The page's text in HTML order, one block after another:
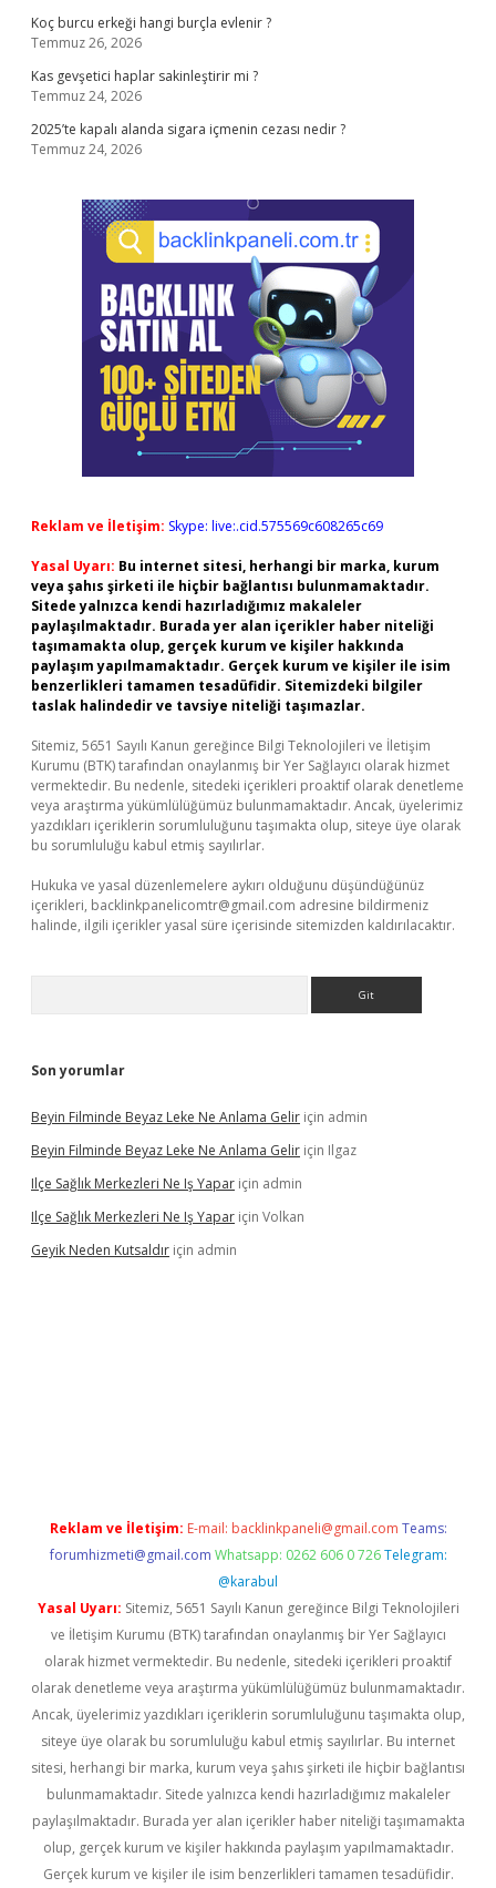
Koç burcu erkeği hangi burçla evlenir ?
Temmuz 26, 2026
Kas gevşetici haplar sakinleştirir mi ?
Temmuz 24, 2026
2025’te kapalı alanda sigara içmenin cezası nedir ?
Temmuz 24, 2026
Reklam ve İletişim: Skype: live:.cid.575569c608265c69
Yasal Uyarı: Bu internet sitesi, herhangi bir marka, kurum
veya şahıs şirketi ile hiçbir bağlantısı bulunmamaktadır.
Sitede yalnızca kendi hazırladığımız makaleler
paylaşılmaktadır. Burada yer alan içerikler haber niteliği
taşımamakta olup, gerçek kurum ve kişiler hakkında
paylaşım yapılmamaktadır. Gerçek kurum ve kişiler ile isim
benzerlikleri tamamen tesadüfidir. Sitemizdeki bilgiler
taslak halindedir ve tavsiye niteliği taşımazlar.
Sitemiz, 5651 Sayılı Kanun gereğince Bilgi Teknolojileri ve İletişim
Kurumu (BTK) tarafından onaylanmış bir Yer Sağlayıcı olarak hizmet
vermektedir. Bu nedenle, sitedeki içerikleri proaktif olarak denetleme
veya araştırma yükümlülüğümüz bulunmamaktadır. Ancak, üyelerimiz
yazdıkları içeriklerin sorumluluğunu taşımakta olup, siteye üye olarak
bu sorumluluğu kabul etmiş sayılırlar.
Hukuka ve yasal düzenlemelere aykırı olduğunu düşündüğünüz
içerikleri, backlinkpanelicomtr@gmail.com adresine bildirmeniz
halinde, ilgili içerikler yasal süre içerisinde sitemizden kaldırılacaktır.
Son yorumlar
Beyin Filminde Beyaz Leke Ne Anlama Gelir için admin
Beyin Filminde Beyaz Leke Ne Anlama Gelir için Ilgaz
Ilçe Sağlık Merkezleri Ne Iş Yapar için admin
Ilçe Sağlık Merkezleri Ne Iş Yapar için Volkan
Geyik Neden Kutsaldır için admin
Reklam ve İletişim: E-mail: backlinkpaneli@gmail.com Teams:
forumhizmeti@gmail.com Whatsapp: 0262 606 0 726 Telegram:
@karabul
Yasal Uyarı: Sitemiz, 5651 Sayılı Kanun gereğince Bilgi Teknolojileri
ve İletişim Kurumu (BTK) tarafından onaylanmış bir Yer Sağlayıcı
olarak hizmet vermektedir. Bu nedenle, sitedeki içerikleri proaktif
olarak denetleme veya araştırma yükümlülüğümüz bulunmamaktadır.
Ancak, üyelerimiz yazdıkları içeriklerin sorumluluğunu taşımakta olup,
siteye üye olarak bu sorumluluğu kabul etmiş sayılırlar. Bu internet
sitesi, herhangi bir marka, kurum veya şahıs şirketi ile hiçbir bağlantısı
bulunmamaktadır. Sitede yalnızca kendi hazırladığımız makaleler
paylaşılmaktadır. Burada yer alan içerikler haber niteliği taşımamakta
olup, gerçek kurum ve kişiler hakkında paylaşım yapılmamaktadır.
Gerçek kurum ve kişiler ile isim benzerlikleri tamamen tesadüfidir.